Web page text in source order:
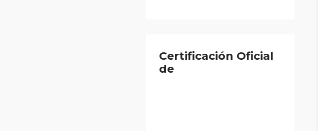
Certificación Oficial
de